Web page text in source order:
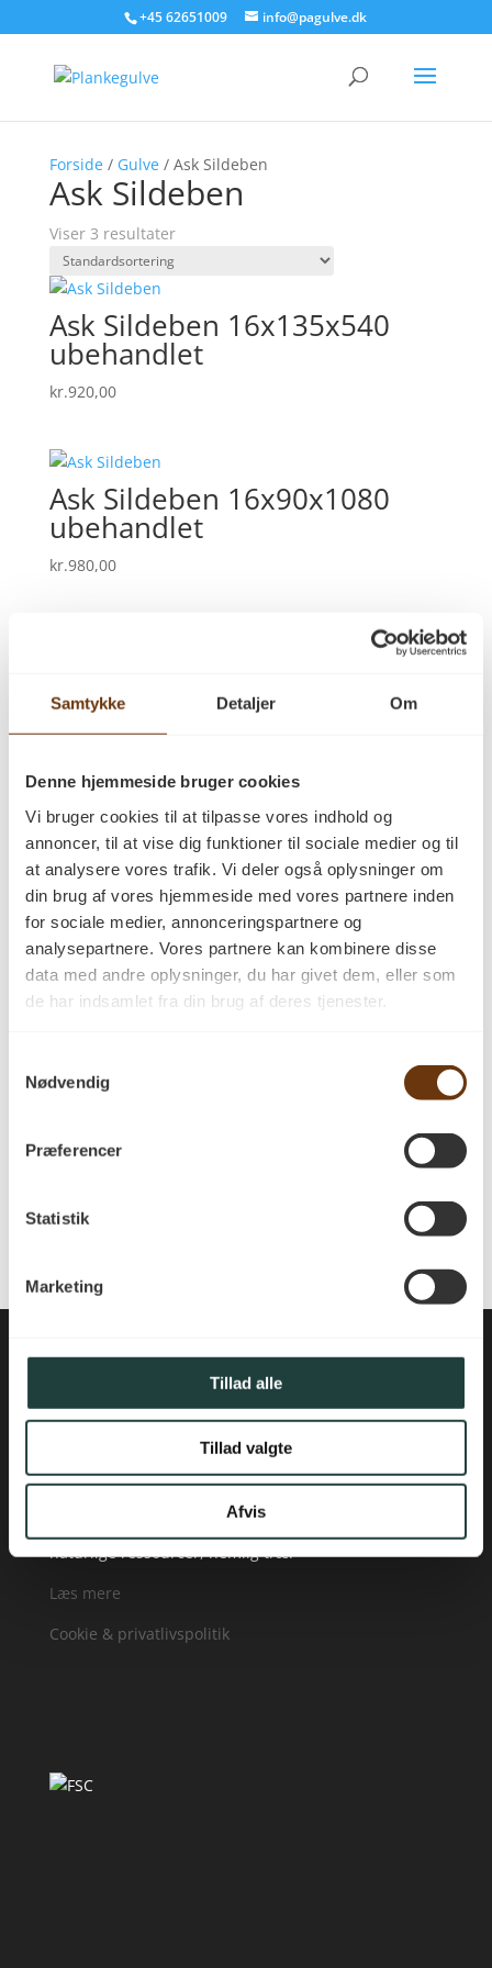
Samtykke Detaljer Om
Denne hjemmeside bruger cookies
Vi bruger cookies til at tilpasse vores indhold og
annoncer, til at vise dig funktioner til sociale medier og til
at analysere vores trafik. Vi deler også oplysninger om
din brug af vores hjemmeside med vores partnere inden
for sociale medier, annonceringspartnere og
analysepartnere. Vores partnere kan kombinere disse
data med andre oplysninger, du har givet dem, eller som
de har indsamlet fra din brug af deres tjenester.
Nødvendig
Præferencer
Statistik
Marketing
Tillad alle
Tillad valgte
Afvis
+45 62651009 info@pagulve.dk
Forside/ Gulve/ Ask Sildeben
Ask Sildeben
Viser 3 resultater
Ask Sildeben 16x135x540
ubehandlet
kr.920,00
Ask Sildeben 16x90x1080
ubehandlet
kr.980,00
ubehandlet
kr.920,00
Seneste kommentarer
Arkiver
Kategorier
Vi respekterer vores miljø
Hos PA Savværk har vi specialiseret os i
naturlige ressourcer, nemlig træ.
Læs mere
Cookie & privatlivspolitik